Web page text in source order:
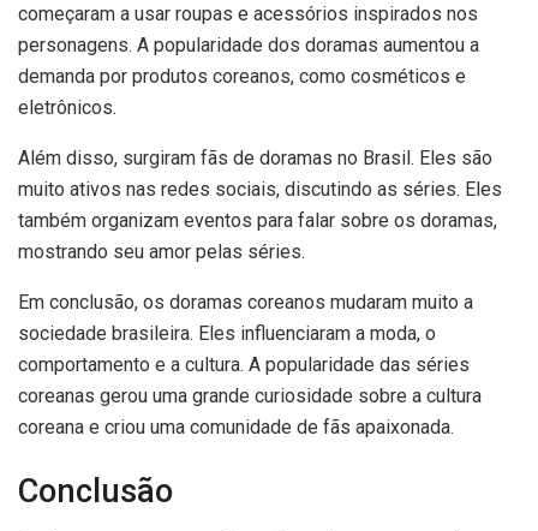
começaram a usar roupas e acessórios inspirados nos
personagens. A popularidade dos doramas aumentou a
demanda por produtos coreanos, como cosméticos e
eletrônicos.
Além disso, surgiram fãs de doramas no Brasil. Eles são
muito ativos nas redes sociais, discutindo as séries. Eles
também organizam eventos para falar sobre os doramas,
mostrando seu amor pelas séries.
Em conclusão, os doramas coreanos mudaram muito a
sociedade brasileira. Eles influenciaram a moda, o
comportamento e a cultura. A popularidade das séries
coreanas gerou uma grande curiosidade sobre a cultura
coreana e criou uma comunidade de fãs apaixonada.
Conclusão